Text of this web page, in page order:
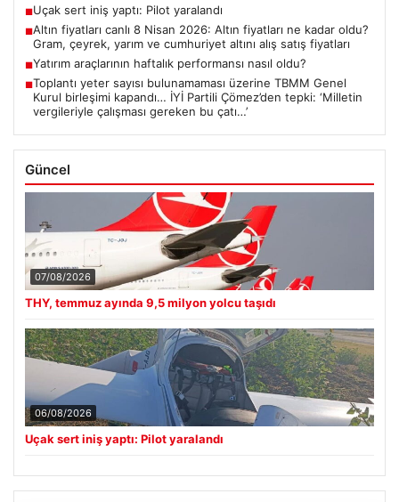
■Uçak sert iniş yaptı: Pilot yaralandı
■Altın fiyatları canlı 8 Nisan 2026: Altın fiyatları ne kadar oldu?
Gram, çeyrek, yarım ve cumhuriyet altını alış satış fiyatları
■Yatırım araçlarının haftalık performansı nasıl oldu?
■Toplantı yeter sayısı bulunamaması üzerine TBMM Genel
Kurul birleşimi kapandı… İYİ Partili Çömez’den tepki: ‘Milletin
vergileriyle çalışması gereken bu çatı…’
Güncel
07/08/2026
THY, temmuz ayında 9,5 milyon yolcu taşıdı
06/08/2026
Uçak sert iniş yaptı: Pilot yaralandı